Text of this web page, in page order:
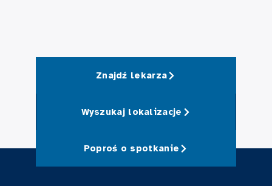
Znajdź lekarza
Wyszukaj lokalizacje
Poproś o spotkanie